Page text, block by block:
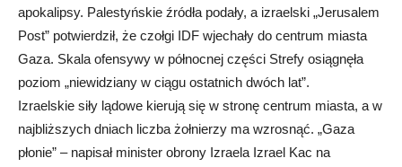
apokalipsy. Palestyńskie źródła podały, a izraelski „Jerusalem
Post” potwierdził, że czołgi IDF wjechały do centrum miasta
Gaza. Skala ofensywy w północnej części Strefy osiągnęła
poziom „niewidziany w ciągu ostatnich dwóch lat”.
Izraelskie siły lądowe kierują się w stronę centrum miasta, a w
najbliższych dniach liczba żołnierzy ma wzrosnąć. „Gaza
płonie” – napisał minister obrony Izraela Izrael Kac na